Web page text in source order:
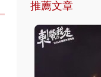
推薦文章